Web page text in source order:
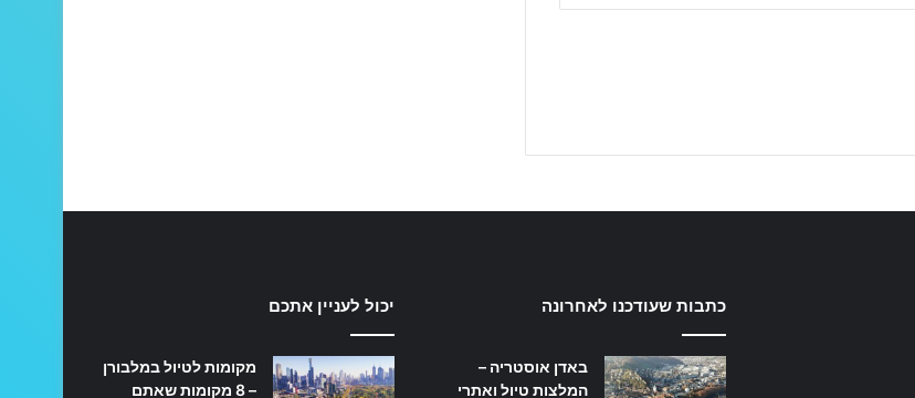
כתבות שעודכנו לאחרונה
באדן אוסטריה –
המלצות טיול ואתרי
יכול לעניין אתכם
מקומות לטיול במלבורן
– 8 מקומות שאתם